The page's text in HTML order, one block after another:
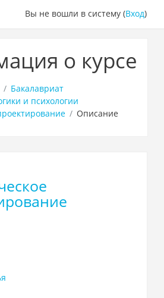
Вы не вошли в систему (Вход)
о курсе
Бакалавриат
и психологии
Описание